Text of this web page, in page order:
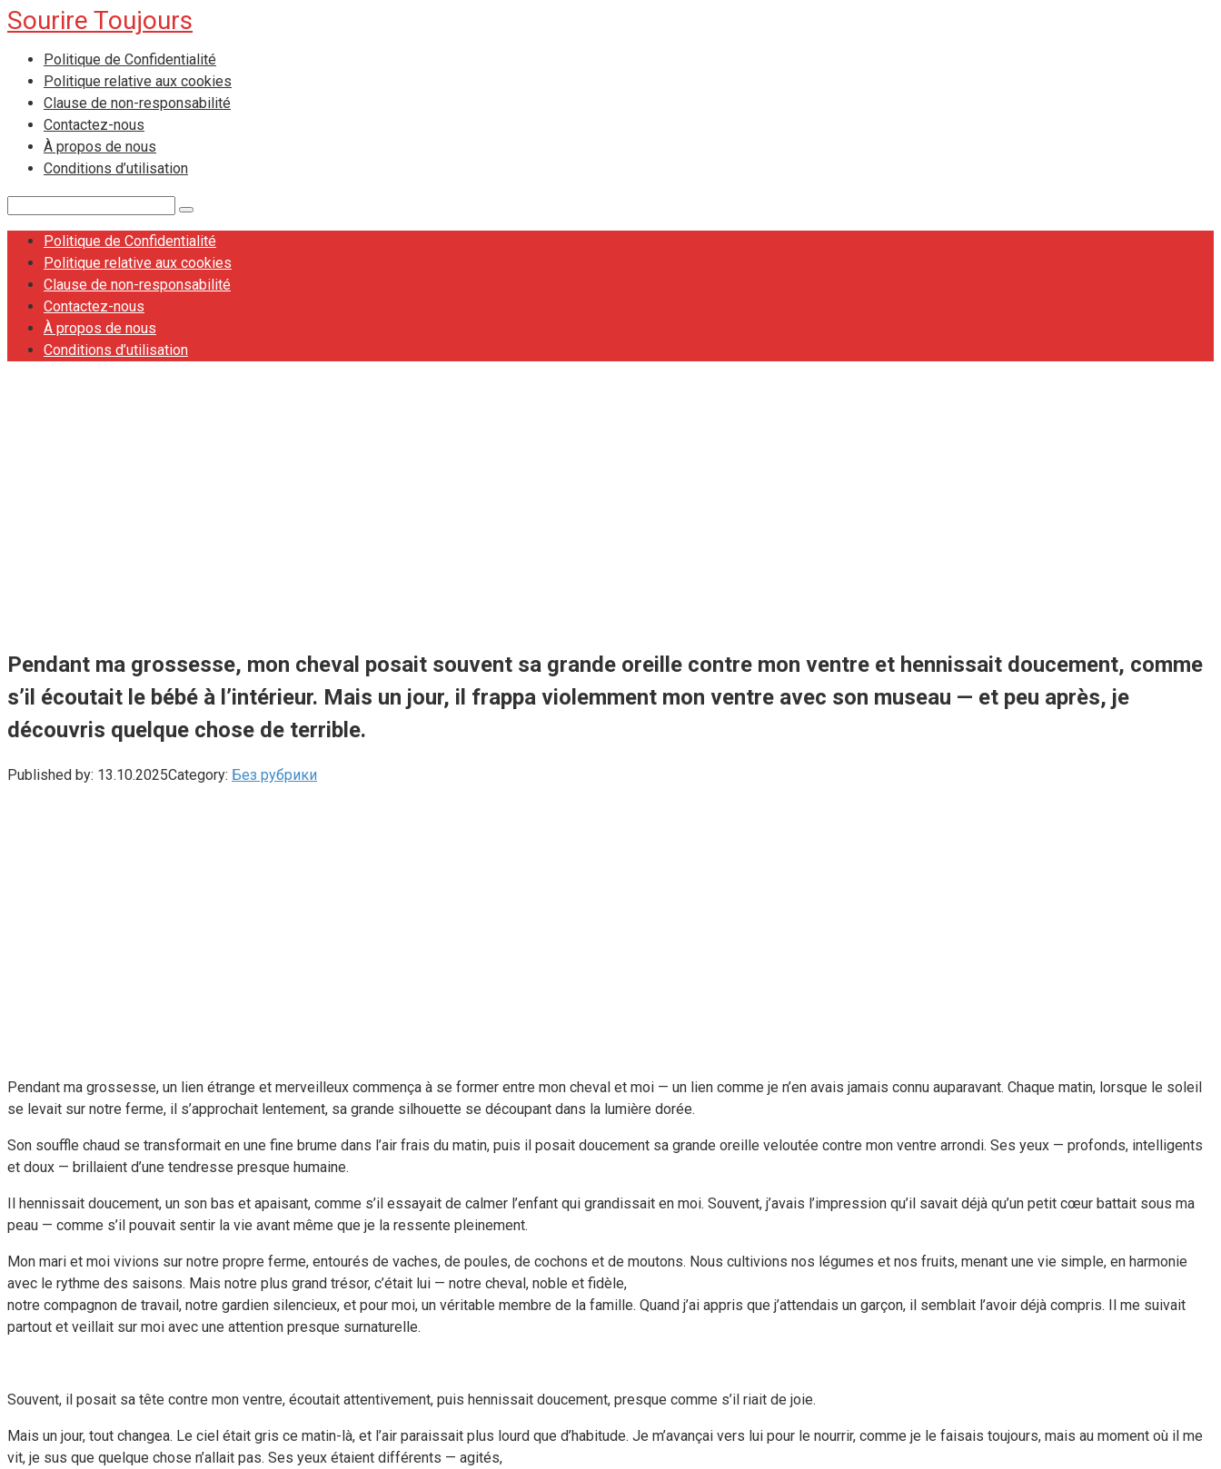
Skip
to
content
Sourire Toujours
Politique de Confidentialité
Politique relative aux cookies
Clause de non-responsabilité
Contactez-nous
À propos de nous
Conditions d’utilisation
Politique de Confidentialité
Politique relative aux cookies
Clause de non-responsabilité
Contactez-nous
À propos de nous
Conditions d’utilisation
Pendant ma grossesse, mon cheval posait souvent sa grande oreille contre mon ventre et hennissait doucement, comme
s’il écoutait le bébé à l’intérieur. Mais un jour, il frappa violemment mon ventre avec son museau — et peu après, je
découvris quelque chose de terrible.
Published by: 13.10.2025Category: Без рубрики
Pendant ma grossesse, un lien étrange et merveilleux commença à se former entre mon cheval et moi — un lien comme je n’en avais jamais connu auparavant. Chaque matin, lorsque le soleil
se levait sur notre ferme, il s’approchait lentement, sa grande silhouette se découpant dans la lumière dorée.
Son souffle chaud se transformait en une fine brume dans l’air frais du matin, puis il posait doucement sa grande oreille veloutée contre mon ventre arrondi. Ses yeux — profonds, intelligents
et doux — brillaient d’une tendresse presque humaine.
Il hennissait doucement, un son bas et apaisant, comme s’il essayait de calmer l’enfant qui grandissait en moi. Souvent, j’avais l’impression qu’il savait déjà qu’un petit cœur battait sous ma
peau — comme s’il pouvait sentir la vie avant même que je la ressente pleinement.
Mon mari et moi vivions sur notre propre ferme, entourés de vaches, de poules, de cochons et de moutons. Nous cultivions nos légumes et nos fruits, menant une vie simple, en harmonie
avec le rythme des saisons. Mais notre plus grand trésor, c’était lui — notre cheval, noble et fidèle,
notre compagnon de travail, notre gardien silencieux, et pour moi, un véritable membre de la famille. Quand j’ai appris que j’attendais un garçon, il semblait l’avoir déjà compris. Il me suivait
partout et veillait sur moi avec une attention presque surnaturelle.
Souvent, il posait sa tête contre mon ventre, écoutait attentivement, puis hennissait doucement, presque comme s’il riait de joie.
Mais un jour, tout changea. Le ciel était gris ce matin-là, et l’air paraissait plus lourd que d’habitude. Je m’avançai vers lui pour le nourrir, comme je le faisais toujours, mais au moment où il me
vit, je sus que quelque chose n’allait pas. Ses yeux étaient différents — agités,